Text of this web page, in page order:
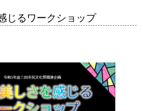
じるワークショップ